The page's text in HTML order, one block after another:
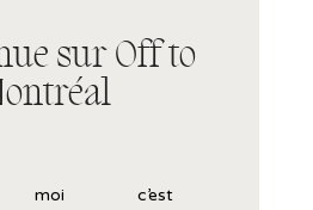
sur Off to
moi c’est